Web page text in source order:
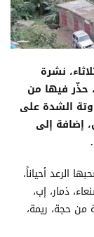
نشرة
حذّر فيها من
الشدة على
إضافة إلى
الرعد أحياناً،
ذمار، إب،
من حجة، ريمة،